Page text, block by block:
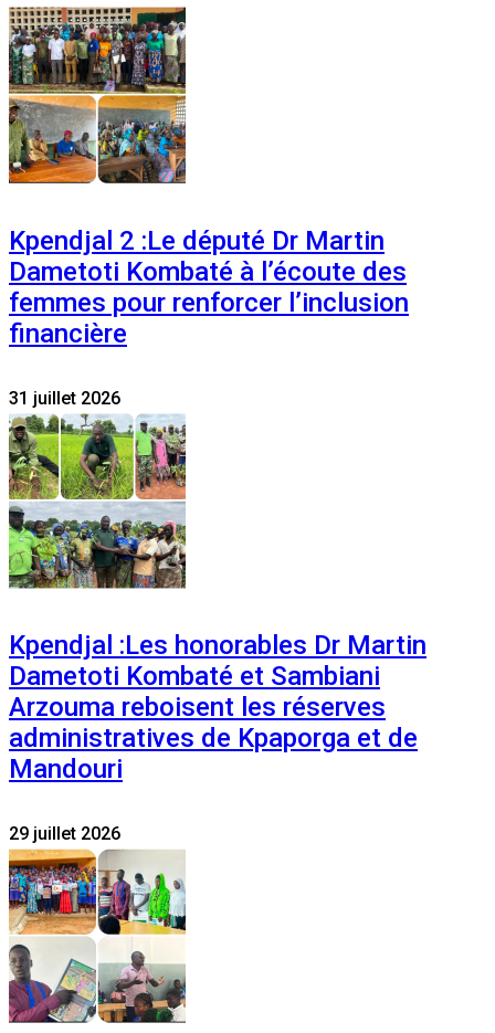
Kpendjal 2 :Le député Dr Martin
Dametoti Kombaté à l’écoute des
femmes pour renforcer l’inclusion
financière
31 juillet 2026
Kpendjal :Les honorables Dr Martin
Dametoti Kombaté et Sambiani
Arzouma reboisent les réserves
administratives de Kpaporga et de
Mandouri
29 juillet 2026